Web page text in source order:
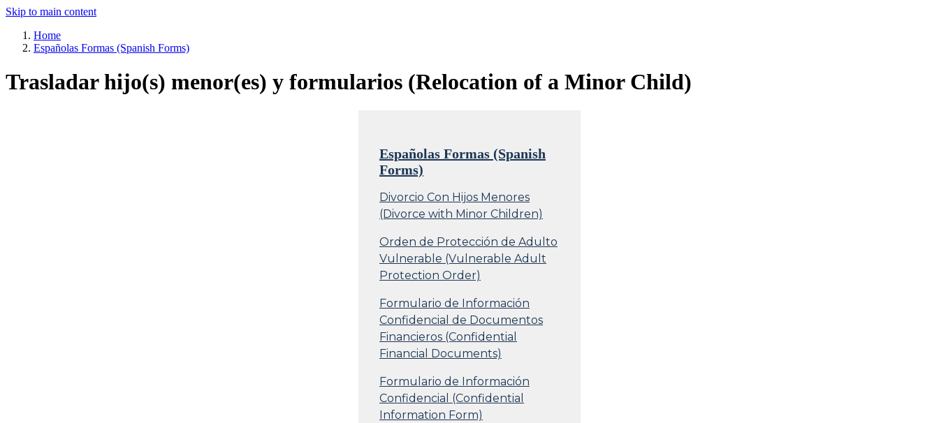
Skip to main content
Home
Españolas Formas (Spanish Forms)
Trasladar hijo(s) menor(es) y formularios (Relocation of a Minor Child)
Españolas Formas (Spanish
Forms)
Divorcio Con Hijos Menores
(Divorce with Minor Children)
Orden de Protección de Adulto
Vulnerable (Vulnerable Adult
Protection Order)
Formulario de Información
Confidencial de Documentos
Financieros (Confidential
Financial Documents)
Formulario de Información
Confidencial (Confidential
Information Form)